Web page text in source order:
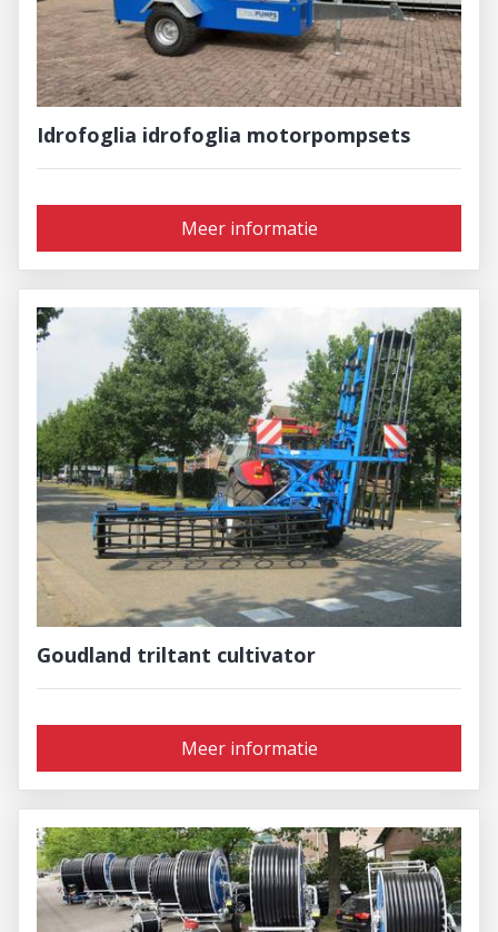
Idrofoglia idrofoglia motorpompsets
Meer informatie
Goudland triltant cultivator
Meer informatie